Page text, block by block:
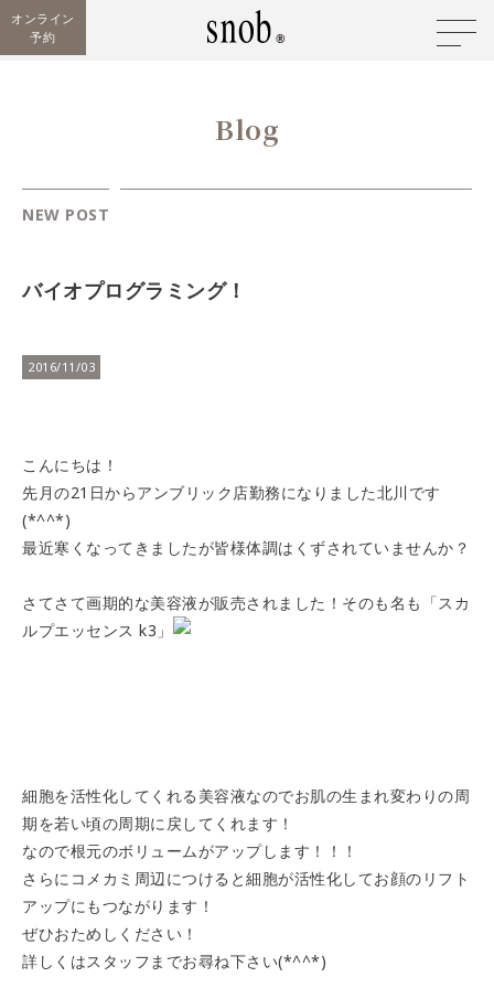
オンライン
予約
Blog
NEW POST
バイオプログラミング！
2016/11/03
こんにちは！
先月の21日からアンブリック店勤務になりました北川です
(*^^*)
最近寒くなってきましたが皆様体調はくずされていませんか？
さてさて画期的な美容液が販売されました！そのも名も「スカ
ルプエッセンス k3」
細胞を活性化してくれる美容液なのでお肌の生まれ変わりの周
期を若い頃の周期に戻してくれます！
なので根元のボリュームがアップします！！！
さらにコメカミ周辺につけると細胞が活性化してお顔のリフト
アップにもつながります！
ぜひおためしください！
詳しくはスタッフまでお尋ね下さい(*^^*)